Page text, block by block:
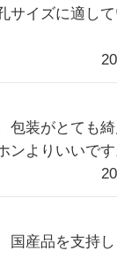
サイズに適し
包装がとても
ンよりいいです
国産品を支持